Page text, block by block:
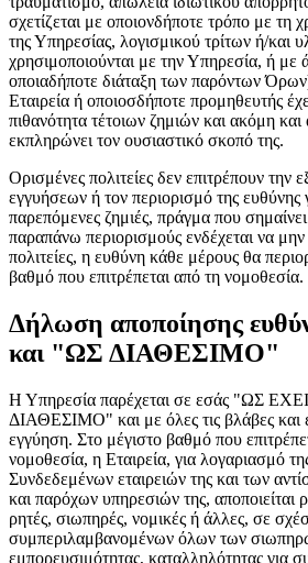
σχετίζεται με οποιονδήποτε τρόπο με τη
της Υπηρεσίας, λογισμικού τρίτων ή/και
χρησιμοποιούνται με την Υπηρεσία, ή
οποιαδήποτε διάταξη των παρόντων
Εταιρεία ή οποιοσδήποτε προμηθευτής
πιθανότητα τέτοιων ζημιών και ακόμη
εκπληρώνει τον ουσιαστικό σκοπό της.
Ορισμένες πολιτείες δεν επιτρέπουν την
εγγυήσεων ή τον περιορισμό της ευθύνης
παρεπόμενες ζημιές, πράγμα που
παραπάνω περιορισμούς ενδέχεται να μην
πολιτείες, η ευθύνη κάθε μέρους θα
βαθμό που επιτρέπεται από τη νομοθεσία.
Δήλωση αποποίησης
και "ΩΣ ΔΙΑΘΕΣΙΜΟ"
Η Υπηρεσία παρέχεται σε εσάς "ΩΣ
ΔΙΑΘΕΣΙΜΟ" και με όλες τις βλάβες και
εγγύηση. Στο μέγιστο βαθμό που
νομοθεσία, η Εταιρεία, για λογαριασμό
Συνδεδεμένων εταιρειών της και των
και παρόχων υπηρεσιών της, αποποιείται
ρητές, σιωπηρές, νομικές ή άλλες, σε
συμπεριλαμβανομένων όλων των
εμπορευσιμότητας, καταλληλότητας για